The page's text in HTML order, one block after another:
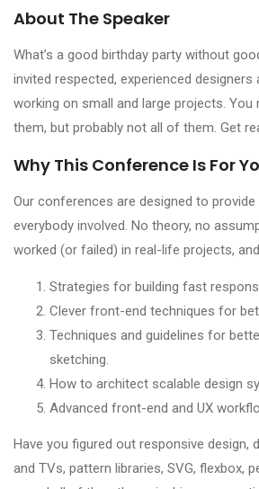
About The Speaker
What’s a good birthday party without
invited respected, experienced designers
working on small and large projects.
them, but probably not all of them. Get
Why This Conference Is For
Our conferences are designed to
everybody involved. No theory, no
worked (or failed) in real-life projects, and
Strategies for building fast
Clever front-end techniques for
Techniques and guidelines for
sketching.
How to architect scalable design
Advanced front-end and UX
Have you figured out responsive design,
and TVs, pattern libraries, SVG, flexbox,